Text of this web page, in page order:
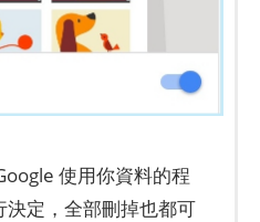
使用你資料的程
決定，全部刪掉也都可